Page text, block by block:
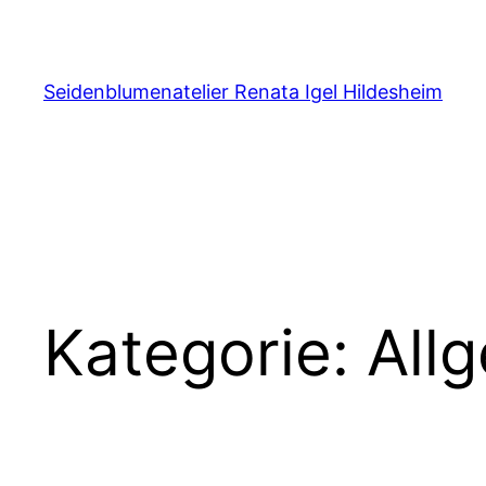
springen
Seidenblumenatelier Renata Igel Hildesheim
Kategorie: